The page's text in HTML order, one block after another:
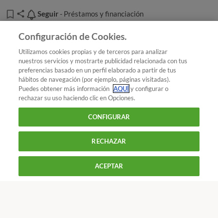
Seguir
Seguir- Préstamos y financiación
Añadir OCU en tus fuentes favoritas de Google
¿Quieres recibir nuestra Newsletter? Crea una cuenta
Dinero : Préstamos y financiación
¿Cómo afecta la
bajada de tipos a los créditos al consumo?
De L a J de 9 a 18 h y V de 9 a 14 h
Configuración de Cookies.
Utilizamos cookies propias y de terceros para analizar
nuestros servicios y mostrarte publicidad relacionada con tus
preferencias basado en un perfil elaborado a partir de tus
hábitos de navegación (por ejemplo, páginas visitadas).
Puedes obtener más información AQUÍy configurar o
rechazar su uso haciendo clic en Opciones.
CONFIGURAR
RECHAZAR
ACEPTAR